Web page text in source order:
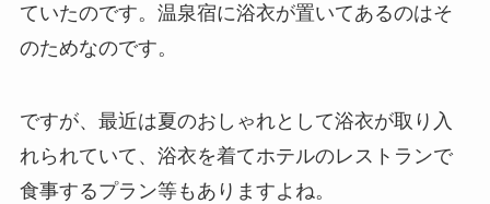
ていたのです。 温泉宿に浴衣が置いてあるのはそ
のためなのです。
ですが、最近は夏のおしゃれとして浴衣が取り入
れられていて、 浴衣を着てホテルのレストランで
食事するプラン等もありますよね。